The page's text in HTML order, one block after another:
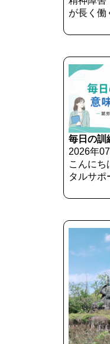
が長く働
毎日の訓
2026年
こんにち
タルサポ